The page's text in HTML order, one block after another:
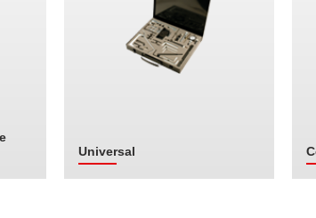
Universal